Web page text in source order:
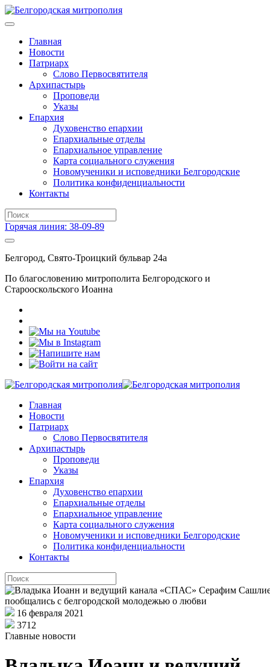
Главная
Новости
Патриарх
Слово Первосвятителя
Архипастырь
Проповеди
Указы
Епархия
Духовенство епархии
Епархиальные отделы
Епархиальное управление
Карта социального служения
Новомученики и исповедники Белгородские
Политика конфиденциальности
Контакты
Горячая линия: 38-09-89
Белгород, Свято-Троицкий бульвар 24а
По благословению митрополита Белгородского и
Старооскольского Иоанна
Главная
Новости
Патриарх
Слово Первосвятителя
Архипастырь
Проповеди
Указы
Епархия
Духовенство епархии
Епархиальные отделы
Епархиальное управление
Карта социального служения
Новомученики и исповедники Белгородские
Политика конфиденциальности
Контакты
16 февраля 2021
3712
Главные новости